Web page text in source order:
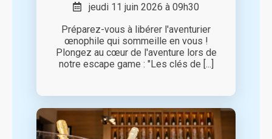
jeudi 11 juin 2026 à 09h30
Préparez-vous à libérer l'aventurier
œnophile qui sommeille en vous !
Plongez au cœur de l'aventure lors de
notre escape game : "Les clés de [...]